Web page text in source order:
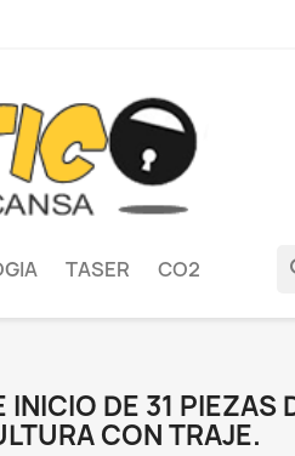
TASER CO2
INICIO DE 31 PIEZAS
CON TRAJE.